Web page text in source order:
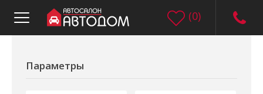
(0)
Параметры